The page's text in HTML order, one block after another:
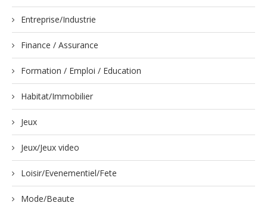
Entreprise/Industrie
Finance / Assurance
Formation / Emploi / Education
Habitat/Immobilier
Jeux
Jeux/Jeux video
Loisir/Evenementiel/Fete
Mode/Beaute